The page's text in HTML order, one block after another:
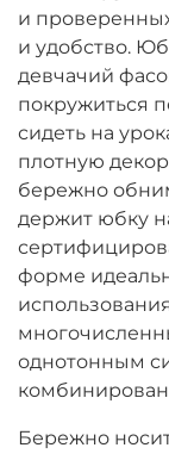
и
и удобство.
девчачий
покружиться
сидеть на
плотную
бережно
держит юбку
форме
однотонным
Бережно